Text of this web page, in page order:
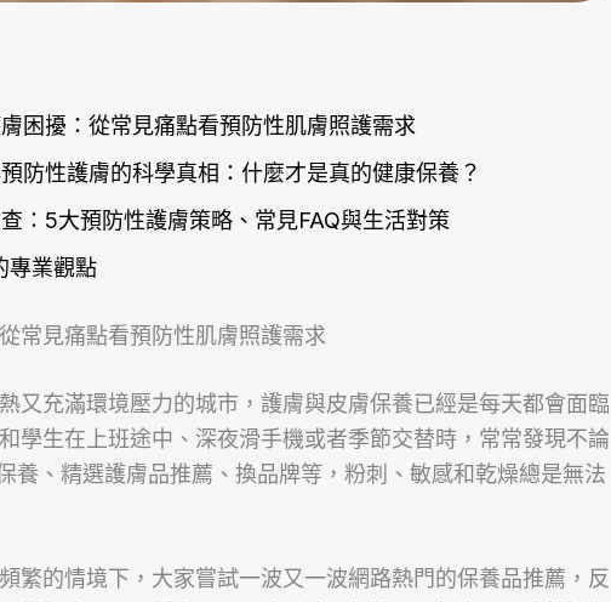
困擾：從常見痛點看預防性肌膚照護需求
防性護膚的科學真相：什麼才是真的健康保養？
：5大預防性護膚策略、常見FAQ與生活對策
專業觀點
常見痛點看預防性肌膚照護需求
又充滿環境壓力的城市，護膚與皮膚保養已經是每天都會面臨
學生在上班途中、深夜滑手機或者季節交替時，常常發現不論
、精選護膚品推薦、換品牌等，粉刺、敏感和乾燥總是無法
繁的情境下，大家嘗試一波又一波網路熱門的保養品推薦，反